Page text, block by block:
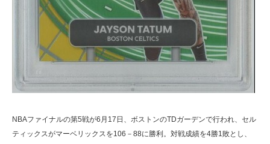
NBAファイナルの第5戦が6月17日、ボストンのTDガーデンで行われ、セル
ティックスがマーベリックスを106－88に勝利。対戦成績を4勝1敗とし、